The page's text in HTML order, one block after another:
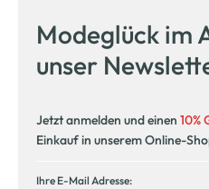
Modeglück im
unser
Jetzt anmelden und einen 10%
Einkauf in unserem Online-
Ihre E-Mail Adresse: